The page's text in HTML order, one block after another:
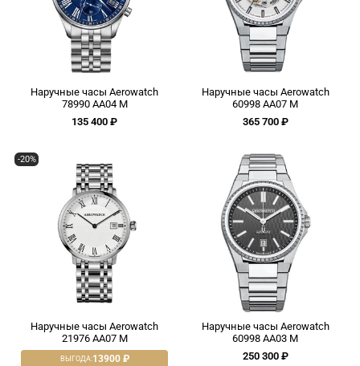
Наручные часы Aerowatch
78990 AA04 M
135 400 ₽
Наручные часы Aerowatch
60998 AA07 M
365 700 ₽
-20%
Наручные часы Aerowatch
21976 AA07 M
ВЫГОДА:13900 ₽
Наручные часы Aerowatch
60998 AA03 M
250 300 ₽